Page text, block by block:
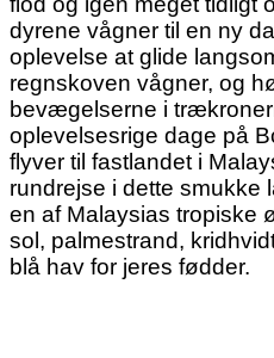
dyrene vågner til en ny
oplevelse at glide
regnskoven vågner, og
bevægelserne i
oplevelsesrige dage på
flyver til fastlandet i
rundrejse i dette smukke
en af Malaysias tropiske
sol, palmestrand,
blå hav for jeres fødder.